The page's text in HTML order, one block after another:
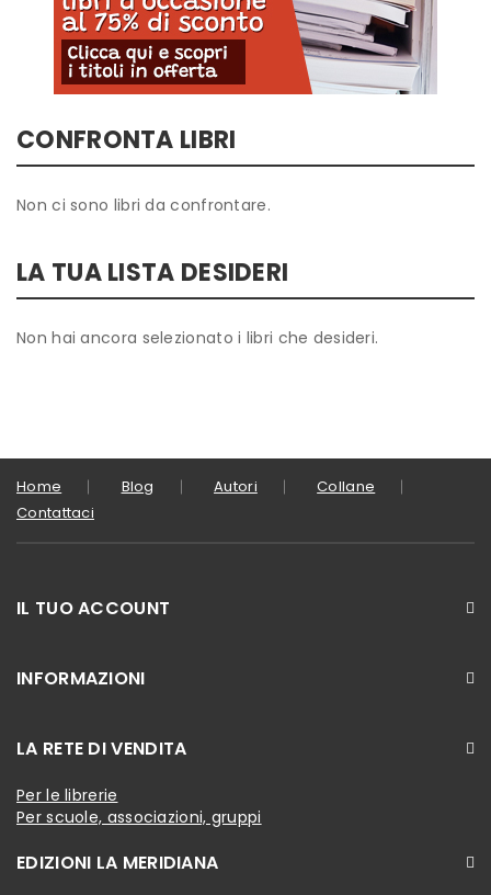
CONFRONTA LIBRI
Non ci sono libri da confrontare.
LA TUA LISTA DESIDERI
Non hai ancora selezionato i libri che desideri.
Home Blog Autori
Collane
Contattaci
IL TUO ACCOUNT
INFORMAZIONI
LA RETE DI VENDITA
Per le librerie
Per scuole, associazioni, gruppi
EDIZIONI LA MERIDIANA